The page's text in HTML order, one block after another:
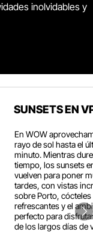
inolvidables y
SUNSETS EN
En WOW
rayo de sol hasta el
minuto. Mientras
tiempo, los sunsets
vuelven para poner
tardes, con vistas
sobre Porto, cócteles
refrescantes y el
perfecto para
de los largos días de